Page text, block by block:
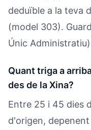
deduïble a la teva
(model 303).
Únic
Quant triga a
des de la Xina?
Entre 25 i 45 dies
d'origen,